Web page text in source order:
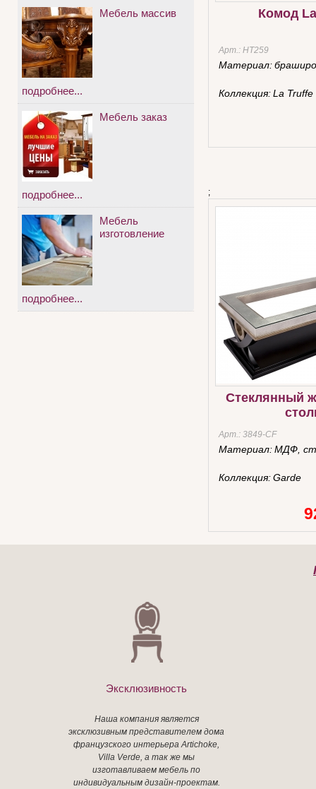
Комод
Арт.: HT259
Материал:
Коллекция:La Truffe
;
Стеклянный
Арт.: 3849-CF
Материал:МДФ,
Коллекция:Garde
Мебель массив
подробнее...
Мебель заказ
подробнее...
Мебель
изготовление
подробнее...
Эксклюзивность
Наша компания является
эксклюзивным представителем дома
французского интерьера Artichoke,
Villa Verde, а так же мы
изготавливаем мебель по
индивидуальным дизайн-проектам.